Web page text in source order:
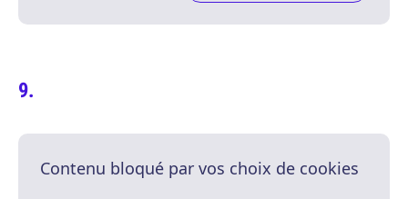
Contenu bloqué par vos choix de cookies